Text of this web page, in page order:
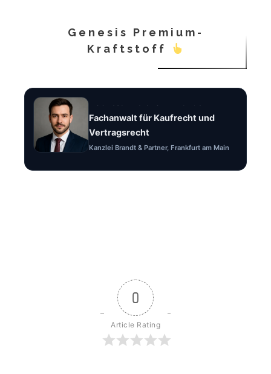
Genesis Premium-
Kraftstoff
Fachanwalt für Kaufrecht und
Vertragsrecht
Kanzlei Brandt & Partner, Frankfurt am Main
0
Article Rating